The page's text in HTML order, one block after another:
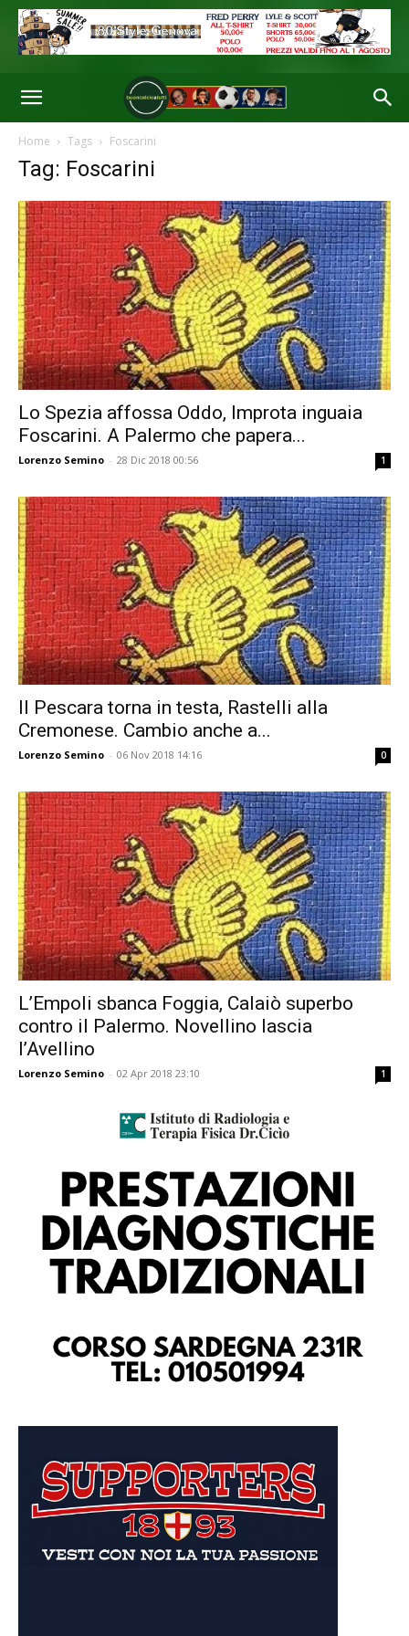
Home Tags Foscarini
Tag: Foscarini
Lo Spezia affossa Oddo, Improta inguaia
Foscarini. A Palermo che papera...
Lorenzo Semino - 28 Dic 2018 00:56 1
Il Pescara torna in testa, Rastelli alla
Cremonese. Cambio anche a...
Lorenzo Semino - 06 Nov 2018 14:16 0
L’Empoli sbanca Foggia, Calaiò superbo
contro il Palermo. Novellino lascia
l’Avellino
Lorenzo Semino - 02 Apr 2018 23:10 1